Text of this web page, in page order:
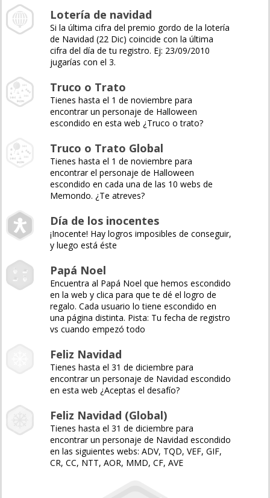
Lotería de navidad
Si la última cifra del premio gordo de la lotería
de Navidad (22 Dic) coincide con la última
cifra del día de tu registro. Ej: 23/09/2010
jugarías con el 3.
Truco o Trato
Tienes hasta el 1 de noviembre para
encontrar un personaje de Halloween
escondido en esta web ¿Truco o trato?
Truco o Trato Global
Tienes hasta el 1 de noviembre para
encontrar el personaje de Halloween
escondido en cada una de las 10 webs de
Memondo. ¿Te atreves?
Día de los inocentes
¡Inocente! Hay logros imposibles de conseguir,
y luego está éste
Papá Noel
Encuentra al Papá Noel que hemos escondido
en la web y clica para que te dé el logro de
regalo. Cada usuario lo tiene escondido en
una página distinta. Pista: Tu fecha de registro
vs cuando empezó todo
Feliz Navidad
Tienes hasta el 31 de diciembre para
encontrar un personaje de Navidad escondido
en esta web ¿Aceptas el desafío?
Feliz Navidad (Global)
Tienes hasta el 31 de diciembre para
encontrar un personaje de Navidad escondido
en las siguientes webs: ADV, TQD, VEF, GIF,
CR, CC, NTT, AOR, MMD, CF, AVE